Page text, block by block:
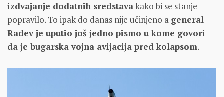
izdvajanje dodatnih sredstavakako bi se stanje
popravilo. To ipak do danas nije učinjeno a general
Radev je uputio još jedno pismo u kome govori
da je bugarska vojna avijacija pred kolapsom.